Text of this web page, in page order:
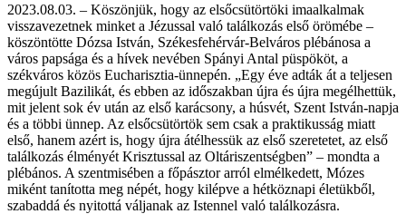
2023.08.03. – Köszönjük, hogy az elsőcsütörtöki imaalkalmak
visszavezetnek minket a Jézussal való találkozás első örömébe –
köszöntötte Dózsa István, Székesfehérvár-Belváros plébánosa a
város papsága és a hívek nevében Spányi Antal püspököt, a
székváros közös Eucharisztia-ünnepén. „Egy éve adták át a teljesen
megújult Bazilikát, és ebben az időszakban újra és újra megélhettük,
mit jelent sok év után az első karácsony, a húsvét, Szent István-napja
és a többi ünnep. Az elsőcsütörtök sem csak a praktikusság miatt
első, hanem azért is, hogy újra átélhessük az első szeretetet, az első
találkozás élményét Krisztussal az Oltáriszentségben” – mondta a
plébános. A szentmisében a főpásztor arról elmélkedett, Mózes
miként tanította meg népét, hogy kilépve a hétköznapi életükből,
szabaddá és nyitottá váljanak az Istennel való találkozásra.